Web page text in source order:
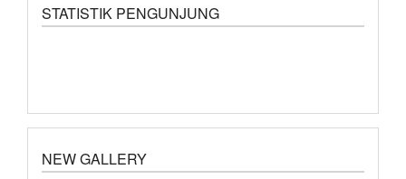
STATISTIK PENGUNJUNG
NEW GALLERY